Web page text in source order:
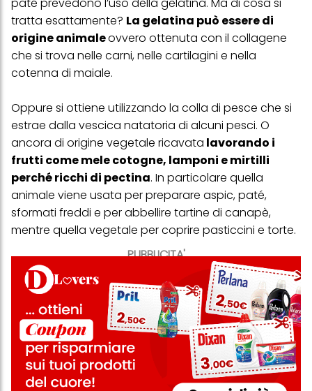
PUBBLICITA'
tratta esattamente? La gelatina può essere di
origine animaleovvero ottenuta con il collagene
che si trova nelle carni, nelle cartilagini e nella
cotenna di maiale.
Oppure si ottiene utilizzando la colla di pesce che si
estrae dalla vescica natatoria di alcuni pesci. O
ancora di origine vegetale ricavata lavorando i
frutti come mele cotogne, lamponi e mirtilli
perché ricchi di pectina. In particolare quella
animale viene usata per preparare aspic, paté,
sformati freddi e per abbellire tartine di canapè,
mentre quella vegetale per coprire pasticcini e torte.